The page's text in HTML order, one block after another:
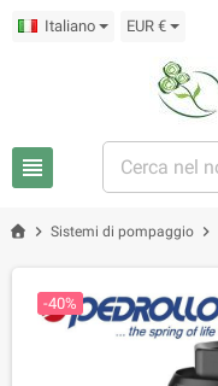
Italiano EUR €
view_headline
chevron_right Sistemi di pompaggio chevron_right
-40%